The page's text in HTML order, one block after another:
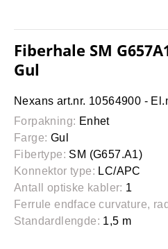
Fiberhale SM
Gul
Nexans art.nr. 10564900 -
Forpakning: Enhet
Farge: Gul
Fibertype: SM (G657.A1)
Konnektor type: LC/APC
Antall optiske kabler: 1
Ferrule endface curvature,
Standardlengde: 1,5 m